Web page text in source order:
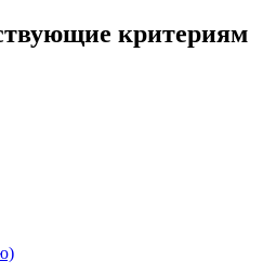
критериям